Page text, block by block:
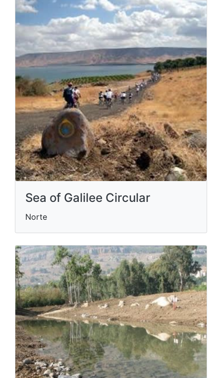
Sea of Galilee Circular
Norte